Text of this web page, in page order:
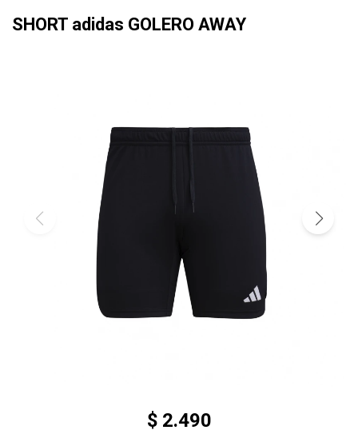
SHORT adidas GOLERO AWAY
$ 2.490